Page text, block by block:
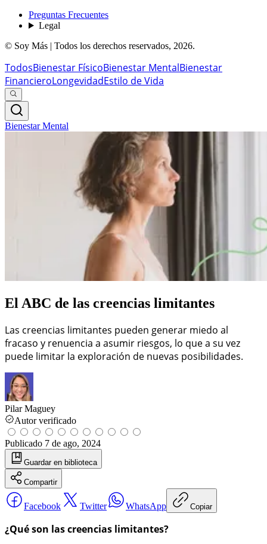
Preguntas Frecuentes
Legal
© Soy Más | Todos los derechos reservados, 2026.
TodosBienestar FísicoBienestar MentalBienestar
FinancieroLongevidadEstilo de Vida
Bienestar Mental
El ABC de las creencias limitantes
Las creencias limitantes pueden generar miedo al
fracaso y renuencia a asumir riesgos, lo que a su vez
puede limitar la exploración de nuevas posibilidades.
Pilar Maguey
Autor verificado
Publicado 7 de ago, 2024
Guardar en biblioteca
Compartir
Facebook Twitter WhatsApp Copiar
¿Qué son las creencias limitantes?